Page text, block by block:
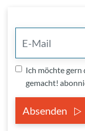
Ich möchte gern
gemacht!
Absenden